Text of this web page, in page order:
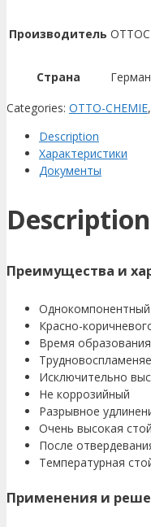
Производитель
Страна
Categories: OTTO-CHEMIE,
Description
Характеристики
Документы
Description
Преимущества и
Однокомпонентный
Красно-
Время
Исключительно
Не коррозийный
Разрывное
Очень высокая
После
Температурная
Применения и